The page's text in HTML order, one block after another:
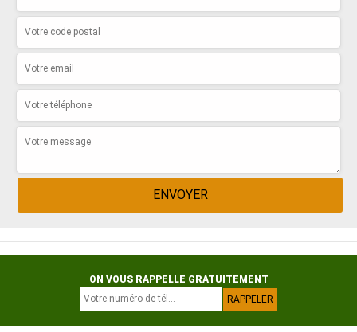
ON VOUS RAPPELLE GRATUITEMENT